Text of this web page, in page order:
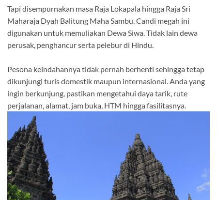
Tapi disempurnakan masa Raja Lokapala hingga Raja Sri
Maharaja Dyah Balitung Maha Sambu. Candi megah ini
digunakan untuk memuliakan Dewa Siwa. Tidak lain dewa
perusak, penghancur serta pelebur di Hindu.
Pesona keindahannya tidak pernah berhenti sehingga tetap
dikunjungi turis domestik maupun internasional. Anda yang
ingin berkunjung, pastikan mengetahui daya tarik, rute
perjalanan, alamat, jam buka, HTM hingga fasilitasnya.